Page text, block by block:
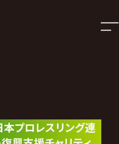
本プロレスリング連